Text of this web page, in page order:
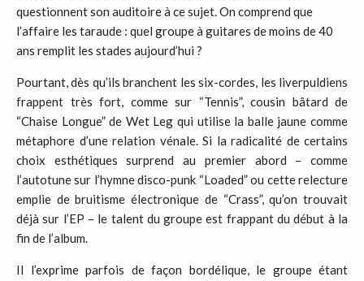
questionnent son auditoire à ce sujet. On comprend que
l’affaire les taraude : quel groupe à guitares de moins de 40
ans remplit les stades aujourd’hui ?
Pourtant, dès qu’ils branchent les six-cordes, les liverpuldiens
frappent très fort, comme sur “Tennis”, cousin bâtard de
“Chaise Longue” de Wet Leg qui utilise la balle jaune comme
métaphore d’une relation vénale. Si la radicalité de certains
choix esthétiques surprend au premier abord – comme
l’autotune sur l’hymne disco-punk “Loaded” ou cette relecture
emplie de bruitisme électronique de “Crass”, qu’on trouvait
déjà sur l’EP – le talent du groupe est frappant du début à la
fin de l’album.
Il l’exprime parfois de façon bordélique, le groupe étant